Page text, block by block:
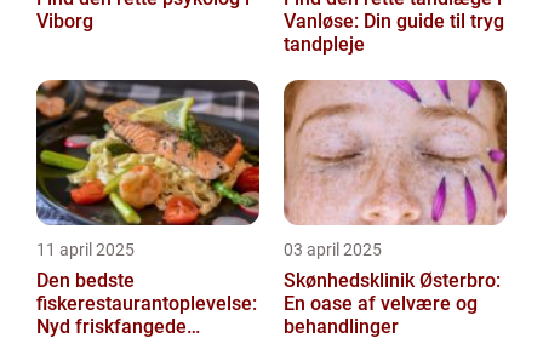
Viborg
Vanløse: Din guide til tryg
tandpleje
11 april 2025
Den bedste
fiskerestaurantoplevelse:
Nyd friskfangede
03 april 2025
Skønhedsklinik Østerbro:
En oase af velvære og
behandlinger